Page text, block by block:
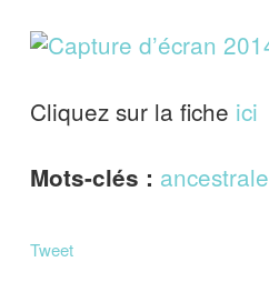
Cliquez sur la fiche ici
Mots-clés : ancestrale
Tweet